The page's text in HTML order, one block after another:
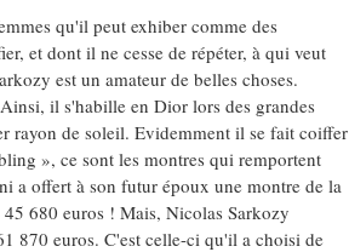
qu'il peut exhiber comme des
et dont il ne cesse de répéter, à qui veut
est un amateur de belles choses.
il s'habille en Dior lors des grandes
rayon de soleil. Evidemment il se fait coiffer
», ce sont les montres qui remportent
a offert à son futur époux une montre de la
680 euros ! Mais, Nicolas Sarkozy
870 euros. C'est celle-ci qu'il a choisi de